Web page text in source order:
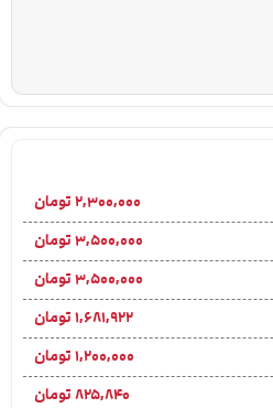
۲,۳۰۰,۰۰۰ تومان
۳,۵۰۰,۰۰۰ تومان
۳,۵۰۰,۰۰۰ تومان
۱,۶۸۱,۹۲۲ تومان
۱,۲۰۰,۰۰۰ تومان
۸۲۵,۸۴۰ تومان